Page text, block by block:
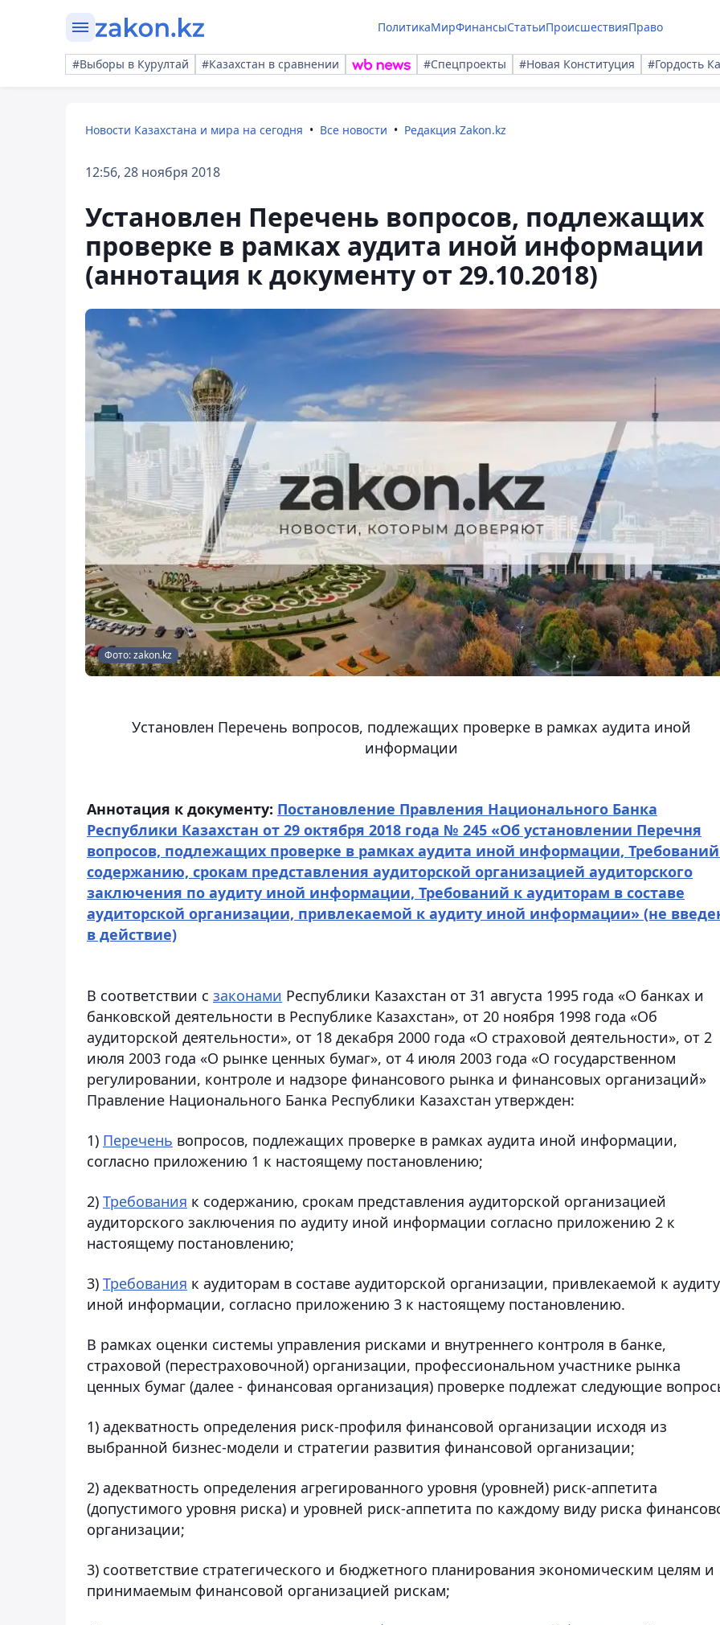
ПолитикаМирФинансыСтатьиПроисшествияПраво
#Выборы в Курултай #Казахстан в сравнении #Спецпроекты #Новая Конституция #Гордость
Новости Казахстана и мира на сегодня Все новости Редакция Zakon.kz
12:56, 28 ноября 2018
Установлен Перечень вопросов, подлежащих
проверке в рамках аудита иной информации
(аннотация к документу от 29.10.2018)
Фото: zakon.kz
Установлен Перечень вопросов, подлежащих проверке в рамках аудита иной
информации
Аннотация к документу: Постановление Правления Национального Банка
Республики Казахстан от 29 октября 2018 года № 245 «Об установлении Перечня
вопросов, подлежащих проверке в рамках аудита иной информации,
содержанию, срокам представления аудиторской организацией аудиторского
заключения по аудиту иной информации, Требований к аудиторам в составе
аудиторской организации, привлекаемой к аудиту иной информации» (не
в действие)
В соответствии с законами Республики Казахстан от 31 августа 1995 года «О банках и
банковской деятельности в Республике Казахстан», от 20 ноября 1998 года «Об
аудиторской деятельности», от 18 декабря 2000 года «О страховой деятельности», от 2
июля 2003 года «О рынке ценных бумаг», от 4 июля 2003 года «О государственном
регулировании, контроле и надзоре финансового рынка и финансовых организаций»
Правление Национального Банка Республики Казахстан утвержден:
1) Перечень вопросов, подлежащих проверке в рамках аудита иной информации,
согласно приложению 1 к настоящему постановлению;
2) Требования к содержанию, срокам представления аудиторской организацией
аудиторского заключения по аудиту иной информации согласно приложению 2 к
настоящему постановлению;
3) Требования к аудиторам в составе аудиторской организации, привлекаемой к аудиту
иной информации, согласно приложению 3 к настоящему постановлению.
В рамках оценки системы управления рисками и внутреннего контроля в банке,
страховой (перестраховочной) организации, профессиональном участнике рынка
ценных бумаг (далее - финансовая организация) проверке подлежат следующие
1) адекватность определения риск-профиля финансовой организации исходя из
выбранной бизнес-модели и стратегии развития финансовой организации;
2) адекватность определения агрегированного уровня (уровней) риск-аппетита
(допустимого уровня риска) и уровней риск-аппетита по каждому виду риска
организации;
3) соответствие стратегического и бюджетного планирования экономическим целям и
принимаемым финансовой организацией рискам;